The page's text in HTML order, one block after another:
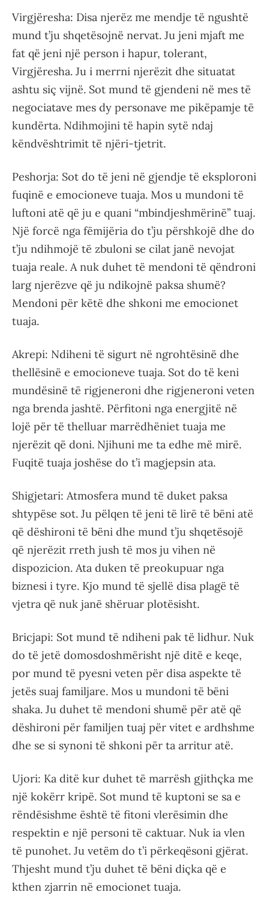
Virgjëresha: Disa njerëz me mendje të ngushtë
mund t’ju shqetësojnë nervat. Ju jeni mjaft me
fat që jeni një person i hapur, tolerant,
Virgjëresha. Ju i merrni njerëzit dhe situatat
ashtu siç vijnë. Sot mund të gjendeni në mes të
negociatave mes dy personave me pikëpamje të
kundërta. Ndihmojini të hapin sytë ndaj
këndvështrimit të njëri-tjetrit.
Peshorja: Sot do të jeni në gjendje të eksploroni
fuqinë e emocioneve tuaja. Mos u mundoni të
luftoni atë që ju e quani “mbindjeshmërinë” tuaj.
Një forcë nga fëmijëria do t’ju përshkojë dhe do
t’ju ndihmojë të zbuloni se cilat janë nevojat
tuaja reale. A nuk duhet të mendoni të qëndroni
larg njerëzve që ju ndikojnë paksa shumë?
Mendoni për këtë dhe shkoni me emocionet
tuaja.
Akrepi: Ndiheni të sigurt në ngrohtësinë dhe
thellësinë e emocioneve tuaja. Sot do të keni
mundësinë të rigjeneroni dhe rigjeneroni veten
nga brenda jashtë. Përfitoni nga energjitë në
lojë për të thelluar marrëdhëniet tuaja me
njerëzit që doni. Njihuni me ta edhe më mirë.
Fuqitë tuaja joshëse do t’i magjepsin ata.
Shigjetari: Atmosfera mund të duket paksa
shtypëse sot. Ju pëlqen të jeni të lirë të bëni atë
që dëshironi të bëni dhe mund t’ju shqetësojë
që njerëzit rreth jush të mos ju vihen në
dispozicion. Ata duken të preokupuar nga
biznesi i tyre. Kjo mund të sjellë disa plagë të
vjetra që nuk janë shëruar plotësisht.
Bricjapi: Sot mund të ndiheni pak të lidhur. Nuk
do të jetë domosdoshmërisht një ditë e keqe,
por mund të pyesni veten për disa aspekte të
jetës suaj familjare. Mos u mundoni të bëni
shaka. Ju duhet të mendoni shumë për atë që
dëshironi për familjen tuaj për vitet e ardhshme
dhe se si synoni të shkoni për ta arritur atë.
Ujori: Ka ditë kur duhet të marrësh gjithçka me
një kokërr kripë. Sot mund të kuptoni se sa e
rëndësishme është të fitoni vlerësimin dhe
respektin e një personi të caktuar. Nuk ia vlen
të punohet. Ju vetëm do t’i përkeqësoni gjërat.
Thjesht mund t’ju duhet të bëni diçka që e
kthen zjarrin në emocionet tuaja.